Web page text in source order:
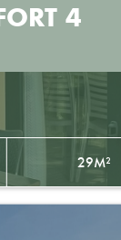
4
29M²